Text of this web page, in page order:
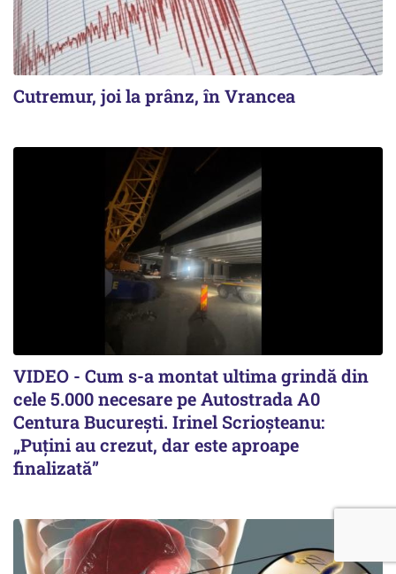
Cutremur, joi la prânz, în Vrancea
VIDEO - Cum s-a montat ultima grindă din
cele 5.000 necesare pe Autostrada A0
Centura București. Irinel Scrioșteanu:
„Puțini au crezut, dar este aproape
finalizată”